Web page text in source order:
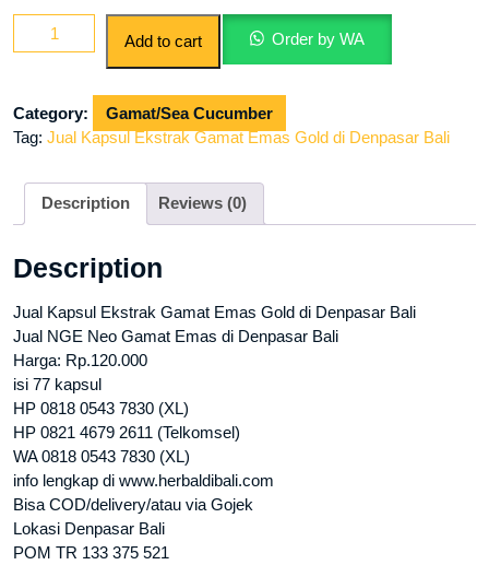
Kapsul
Emas
Gold
Denpasar
Add to cart Order by WA
Category:
Gamat/Sea Cucumber
Tag: Jual Kapsul Ekstrak Gamat Emas Gold di Denpasar Bali
Description Reviews (0)
Description
Jual Kapsul Ekstrak Gamat Emas Gold di Denpasar Bali
Jual NGE Neo Gamat Emas di Denpasar Bali
Harga: Rp.120.000
isi 77 kapsul
HP 0818 0543 7830 (XL)
HP 0821 4679 2611 (Telkomsel)
WA 0818 0543 7830 (XL)
info lengkap di www.herbaldibali.com
Bisa COD/delivery/atau via Gojek
Lokasi Denpasar Bali
POM TR 133 375 521